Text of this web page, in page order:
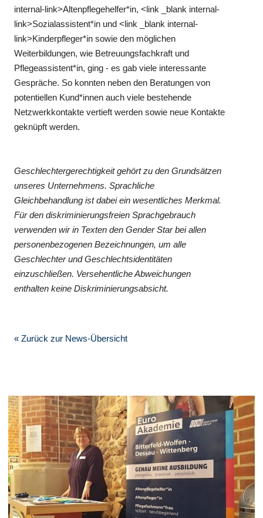
internal-link>Altenpflegehelfer*in, <link _blank internal-
link>Sozialassistent*in und <link _blank internal-
link>Kinderpfleger*in sowie den möglichen
Weiterbildungen, wie Betreuungsfachkraft und
Pflegeassistent*in, ging - es gab viele interessante
Gespräche. So konnten neben den Beratungen von
potentiellen Kund*innen auch viele bestehende
Netzwerkkontakte vertieft werden sowie neue Kontakte
geknüpft werden.
Geschlechtergerechtigkeit gehört zu den Grundsätzen
unseres Unternehmens. Sprachliche
Gleichbehandlung ist dabei ein wesentliches Merkmal.
Für den diskriminierungsfreien Sprachgebrauch
verwenden wir in Texten den Gender Star bei allen
personenbezogenen Bezeichnungen, um alle
Geschlechter und Geschlechtsidentitäten
einzuschließen. Versehentliche Abweichungen
enthalten keine Diskriminierungsabsicht.
« Zurück zur News-Übersicht